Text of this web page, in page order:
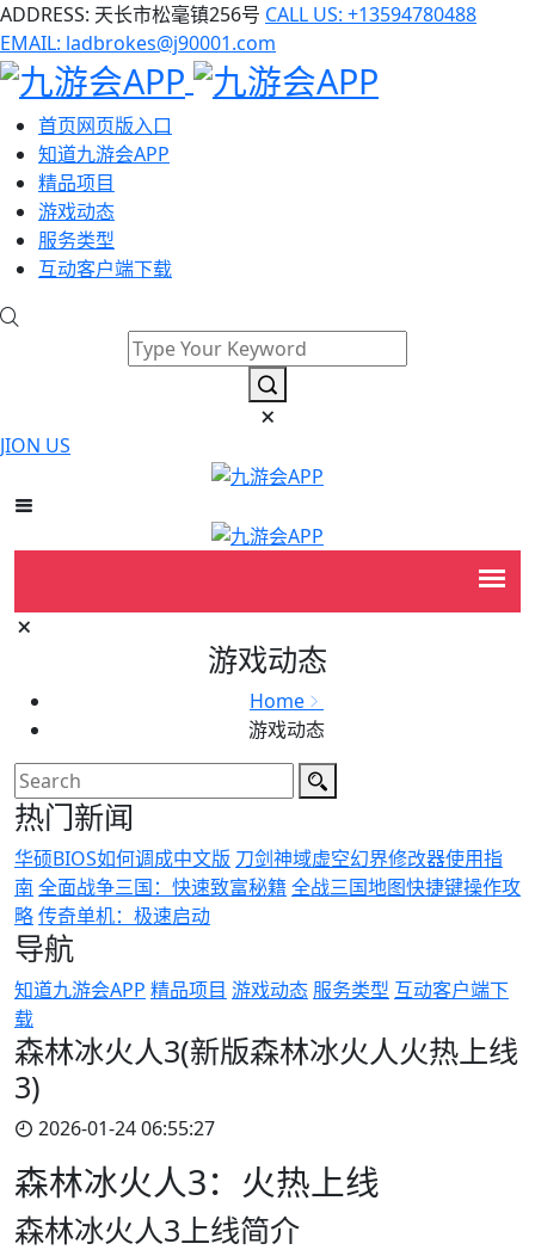
ADDRESS: 天长市松毫镇256号 CALL US: +13594780488
EMAIL: ladbrokes@j90001.com
首页网页版入口
知道九游会APP
精品项目
游戏动态
服务类型
互动客户端下载
JION US
游戏动态
Home
游戏动态
热门新闻
华硕BIOS如何调成中文版 刀剑神域虚空幻界修改器使用指
南 全面战争三国：快速致富秘籍 全战三国地图快捷键操作攻
略传奇单机：极速启动
导航
知道九游会APP 精品项目 游戏动态 服务类型 互动客户端下
载
森林冰火人3(新版森林冰火人火热上线
3)
2026-01-24 06:55:27
森林冰火人3：火热上线
森林冰火人3上线简介